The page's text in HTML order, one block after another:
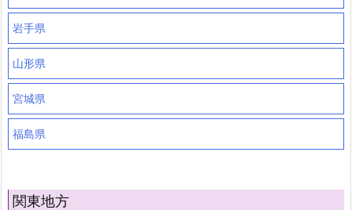
岩手県
山形県
宮城県
福島県
関東地方